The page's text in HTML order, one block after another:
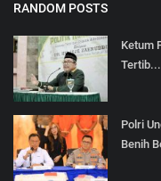
RANDOM POSTS
Ketum
Tertib...
Polri
Benih